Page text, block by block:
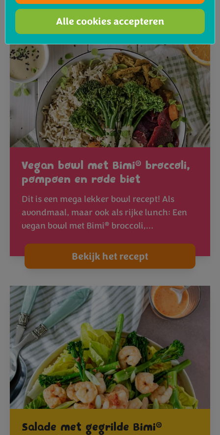
Vegan bowl met Bimi® broccoli,
pompoen en rode biet
Dit is een mega lekker bowl recept! Als
avondmaal, maar ook als rijke lunch: Een
vegan bowl met Bimi® broccoli,…
Bekijk het recept
Salade met gegrilde Bimi®
Alle cookies accepteren